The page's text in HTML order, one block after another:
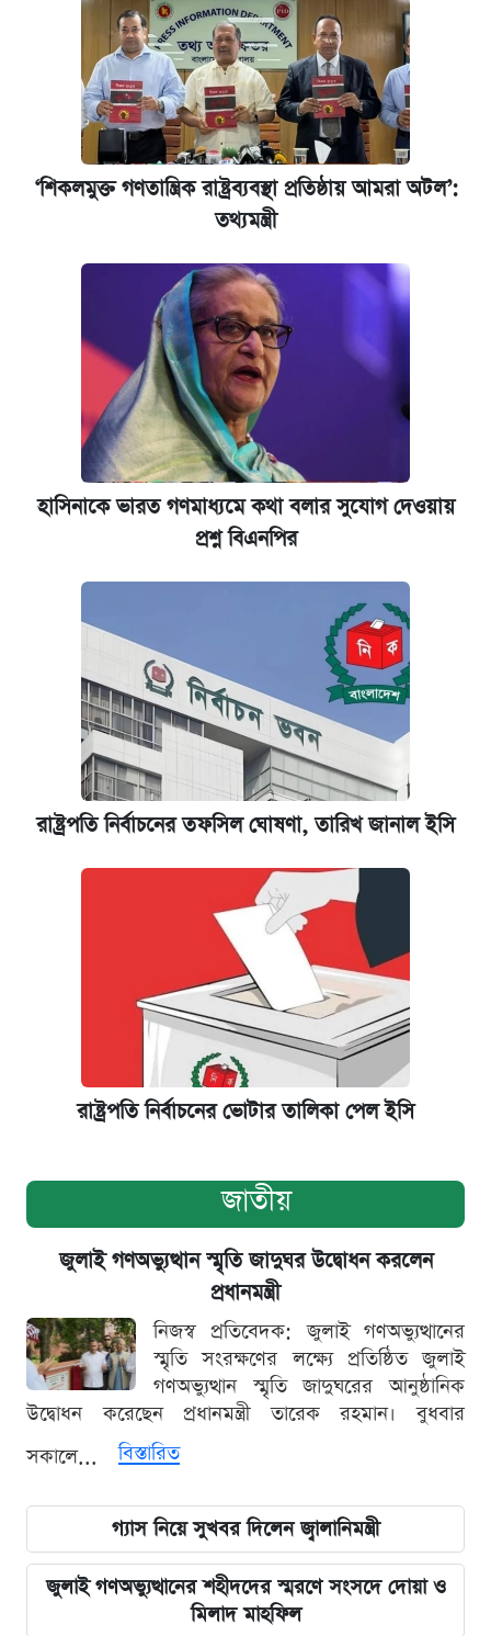
‘শিকলমুক্ত গণতান্ত্রিক রাষ্ট্রব্যবস্থা প্রতিষ্ঠায় আমরা অটল’:
তথ্যমন্ত্রী
হাসিনাকে ভারত গণমাধ্যমে কথা বলার সুযোগ দেওয়ায়
প্রশ্ন বিএনপির
রাষ্ট্রপতি নির্বাচনের তফসিল ঘোষণা, তারিখ জানাল ইসি
রাষ্ট্রপতি নির্বাচনের ভোটার তালিকা পেল ইসি
জাতীয়
জুলাই গণঅভ্যুত্থান স্মৃতি জাদুঘর উদ্বোধন করলেন
প্রধানমন্ত্রী
নিজস্ব প্রতিবেদক: জুলাই গণঅভ্যুত্থানের
স্মৃতি সংরক্ষণের লক্ষ্যে প্রতিষ্ঠিত জুলাই
গণঅভ্যুত্থান স্মৃতি জাদুঘরের আনুষ্ঠানিক
উদ্বোধন করেছেন প্রধানমন্ত্রী তারেক রহমান। বুধবার
সকালে...
বিস্তারিত
গ্যাস নিয়ে সুখবর দিলেন জ্বালানিমন্ত্রী
জুলাই গণঅভ্যুত্থানের শহীদদের স্মরণে সংসদে দোয়া ও
মিলাদ মাহফিল